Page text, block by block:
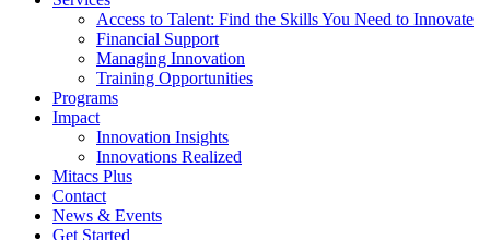
Access to Talent: Find the Skills You Need to Innovate
Financial Support
Managing Innovation
Training Opportunities
Programs
Impact
Innovation Insights
Innovations Realized
Mitacs Plus
Contact
News & Events
Get Started